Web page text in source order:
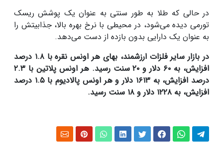
در حالی که طلا به طور سنتی به عنوان یک پوشش ریسک
تورمی دیده می‌شود، در محیطی با نرخ بهره بالا، جذابیتش را
به عنوان یک دارایی بدون بازده از دست می‌دهد.
در بازار سایر فلزات ارزشمند، بهای هر اونس نقره با ۱.۸ درصد
افزایش، به ۶۰ دلار و ۲۰ سنت رسید. هر اونس پلاتین با ۲.۳
درصد افزایش، به ۱۶۱۳ دلار و هر اونس پالادیوم با ۱.۵ درصد
افزایش، به ۱۲۲۸ دلار و ۱۸ سنت رسید.